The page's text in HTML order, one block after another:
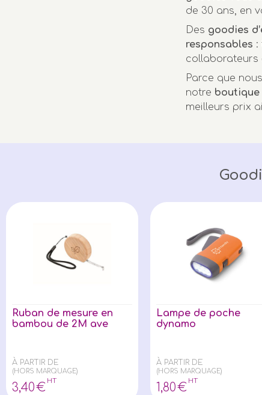
de 30 ans, en
Des goodies
responsables :
collaborateurs
Parce que
notre boutique
meilleurs prix
Ruban de mesure en
bambou de 2M ave
À PARTIR DE
(HORS MARQUAGE)
3,40€
HT
Lampe de poche
dynamo
À PARTIR DE
(HORS MARQUAGE)
1 ,80€
HT